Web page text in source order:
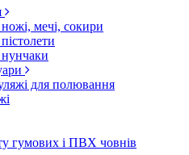
мечі, сокири
нунчаки
для полювання
гумових і ПВХ човнів